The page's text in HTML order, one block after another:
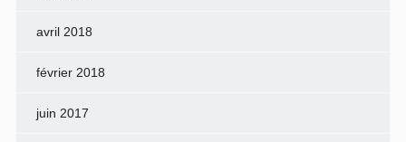
avril 2018
février 2018
juin 2017